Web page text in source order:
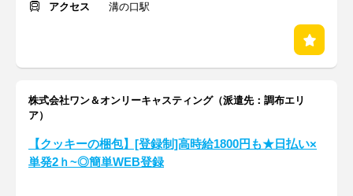
アクセス
溝の口駅
株式会社ワン＆オンリーキャスティング（派遣先：調布エリ
ア）
【クッキーの梱包】[登録制]高時給1800円も★日払い×
単発2ｈ~◎簡単WEB登録